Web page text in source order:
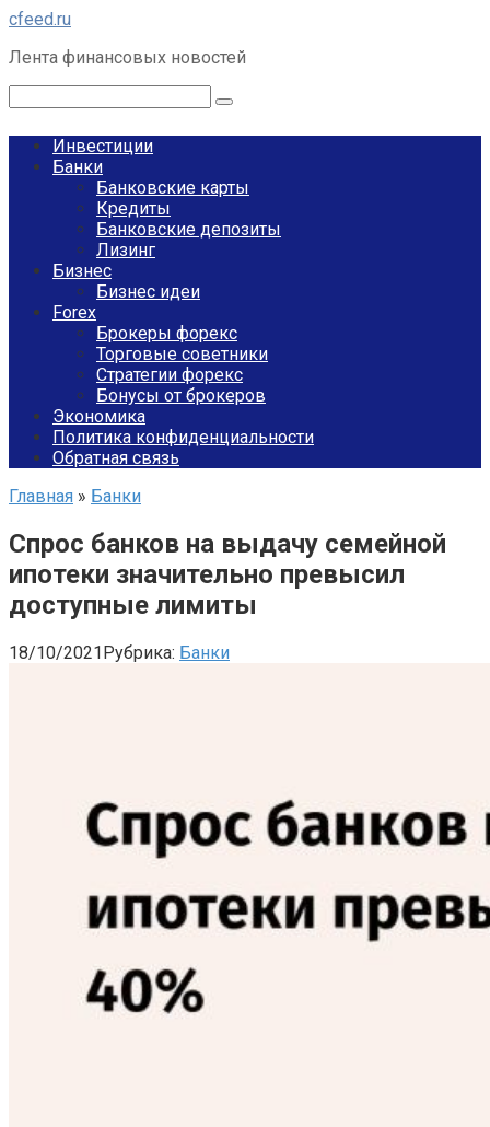
Перейти
контенту
cfeed.ru
Лента финансовых новостей
Инвестиции
Банки
Банковские карты
Кредиты
Банковские депозиты
Лизинг
Бизнес
Бизнес идеи
Forex
Брокеры форекс
Торговые советники
Стратегии форекс
Бонусы от брокеров
Экономика
Политика конфиденциальности
Обратная связь
Главная » Банки
Спрос банков на выдачу семейной
ипотеки значительно превысил
доступные лимиты
18/10/2021Рубрика: Банки